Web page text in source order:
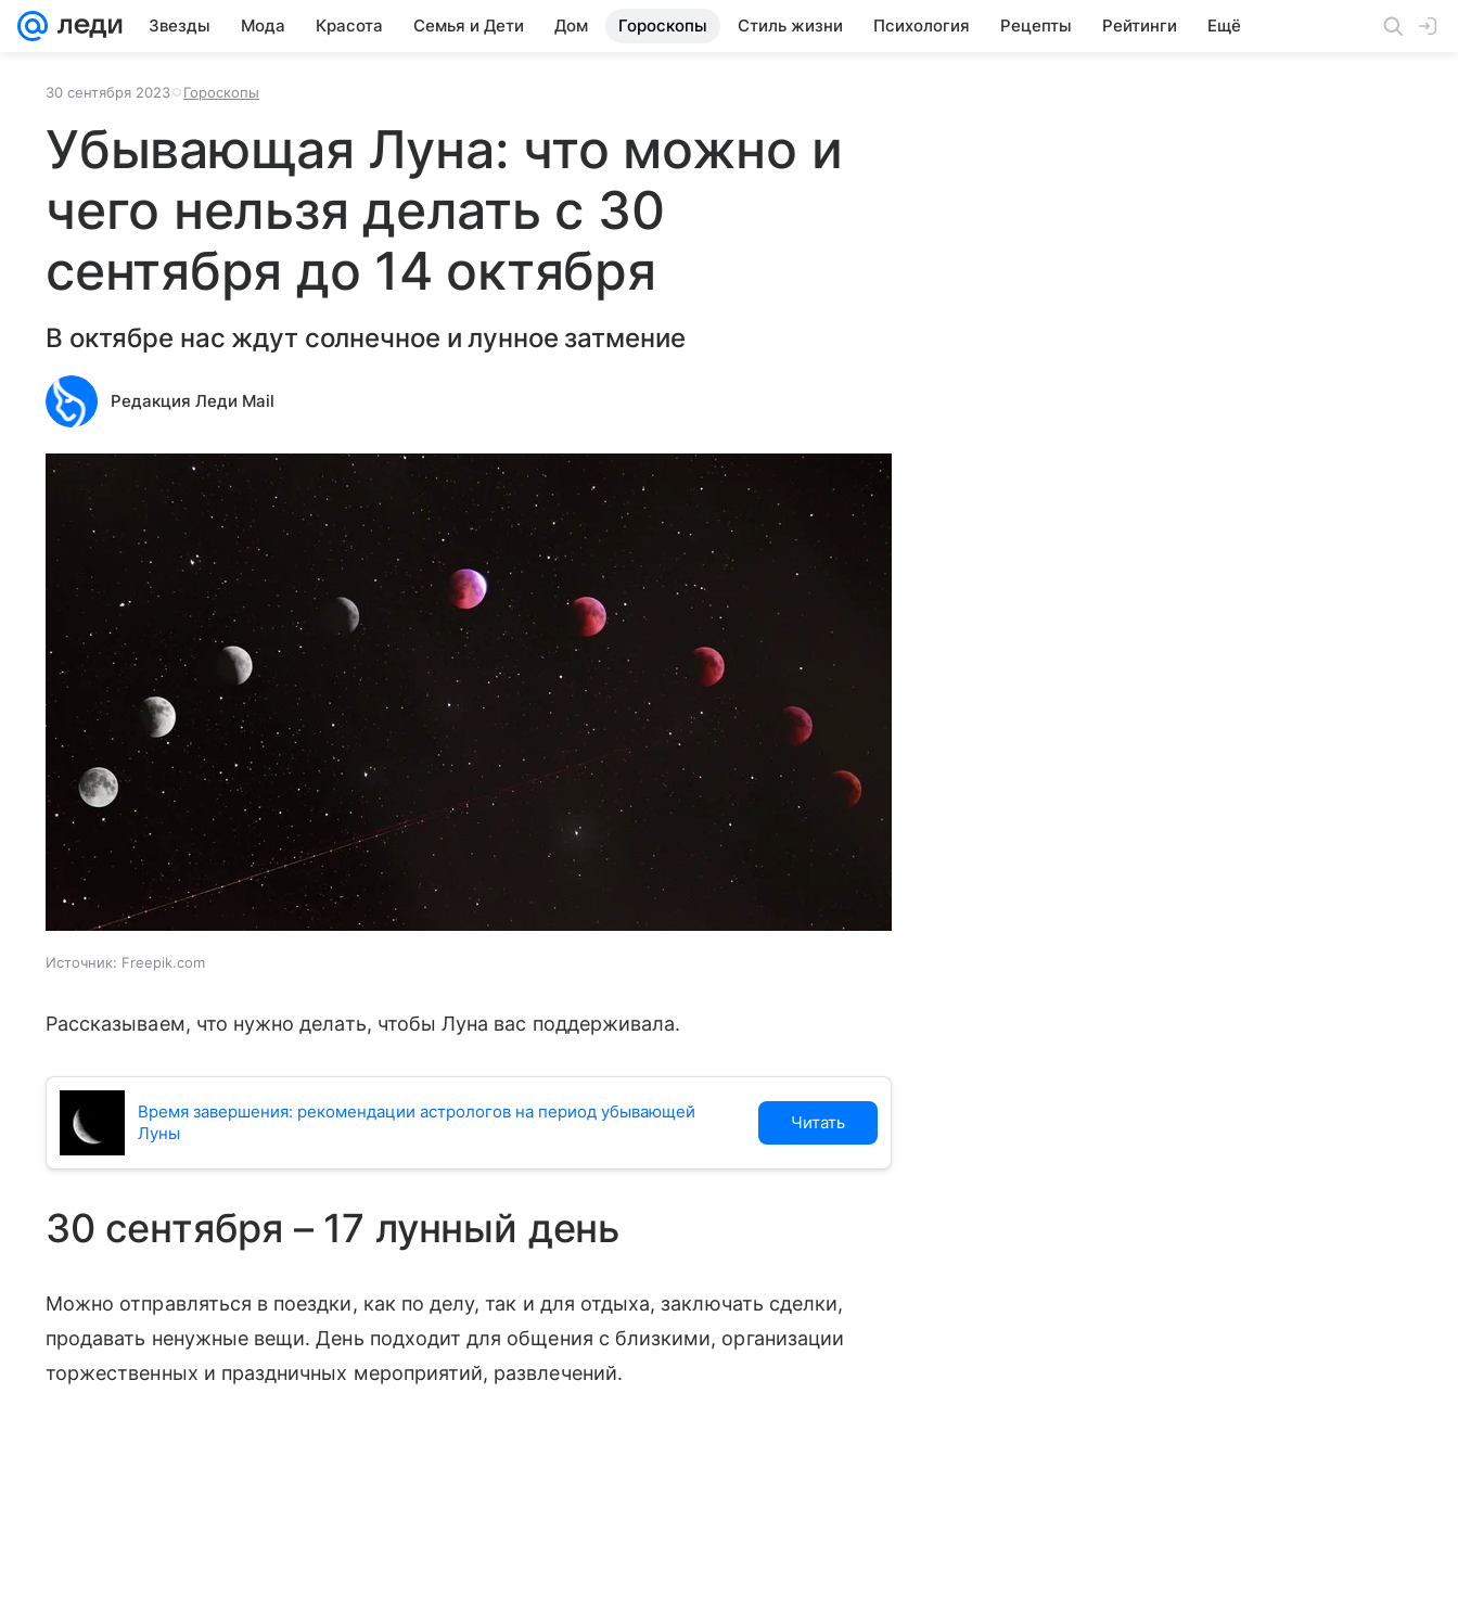
Звезды Мода Красота Семья и Дети Дом Гороскопы Стиль жизни Психология Рецепты Рейтинги Ещё
30 сентября 2023 Гороскопы
Убывающая Луна: что можно и
чего нельзя делать с 30
сентября до 14 октября
В октябре нас ждут солнечное и лунное затмение
Редакция Леди Mail
Источник: Freepik.com
Рассказываем, что нужно делать, чтобы Луна вас поддерживала.
Время завершения: рекомендации астрологов на период убывающей
Луны
Читать
30 сентября – 17 лунный день
Можно отправляться в поездки, как по делу, так и для отдыха, заключать сделки,
продавать ненужные вещи. День подходит для общения с близкими, организации
торжественных и праздничных мероприятий, развлечений.